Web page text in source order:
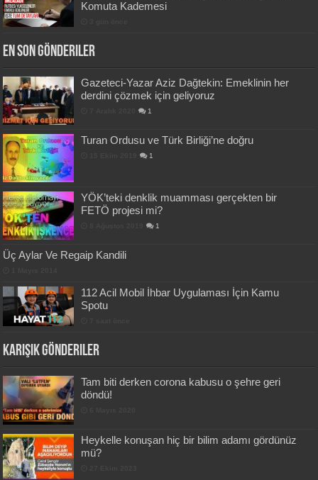
Komuta Kademesi
En Son Gönderiler
Gazeteci-Yazar Aziz Dağtekin: Emeklinin her
derdini çözmek için geliyoruz
1
Turan Ordusu ve Türk Birliği’ne doğru
1
YÖK’teki denklik muamması gerçekten bir
FETÖ projesi mi?
1
Üç Aylar Ve Regaip Kandili
112 Acil Mobil İhbar Uygulaması İçin Kamu
Spotu
Karışık Gönderiler
Tam biti derken corona kabusu o şehre geri
döndü!
Heykelle konuşan hiç bir bilim adamı gördünüz
mü?